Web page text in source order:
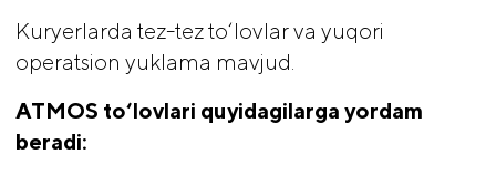
Kuryerlarda tez-tez to‘lovlar va yuqori
operatsion yuklama mavjud.
ATMOS to‘lovlari quyidagilarga yordam
beradi: